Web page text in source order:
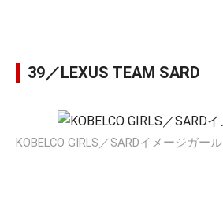
39／LEXUS TEAM SARD
KOBELCO GIRLS／SARDイメージガール